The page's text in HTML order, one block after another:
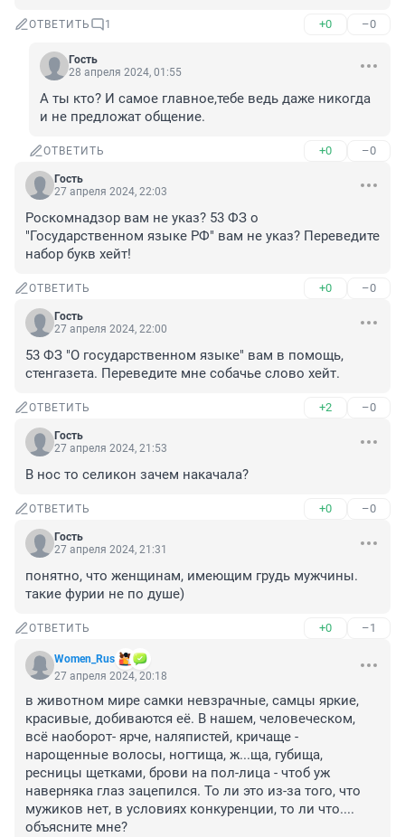
ОТВЕТИТЬ 1 +0 –0
Гость
28 апреля 2024, 01:55
А ты кто? И самое главное,тебе ведь даже никогда
и не предложат общение.
ОТВЕТИТЬ +0 –0
Гость
27 апреля 2024, 22:03
Роскомнадзор вам не указ? 53 ФЗ о
"Государственном языке РФ" вам не указ? Переведите
набор букв хейт!
ОТВЕТИТЬ +0 –0
Гость
27 апреля 2024, 22:00
53 ФЗ "О государственном языке" вам в помощь,
стенгазета. Переведите мне собачье слово хейт.
ОТВЕТИТЬ +2 –0
Гость
27 апреля 2024, 21:53
В нос то селикон зачем накачала?
ОТВЕТИТЬ +0 –0
Гость
27 апреля 2024, 21:31
понятно, что женщинам, имеющим грудь мужчины.
такие фурии не по душе)
ОТВЕТИТЬ +0 –1
Women_Rus
27 апреля 2024, 20:18
в животном мире самки невзрачные, самцы яркие,
красивые, добиваются её. В нашем, человеческом,
всё наоборот- ярче, наляпистей, кричаще -
нарощенные волосы, ногтища, ж...ща, губища,
ресницы щетками, брови на пол-лица - чтоб уж
наверняка глаз зацепился. То ли это из-за того, что
мужиков нет, в условиях конкуренции, то ли что....
объясните мне?